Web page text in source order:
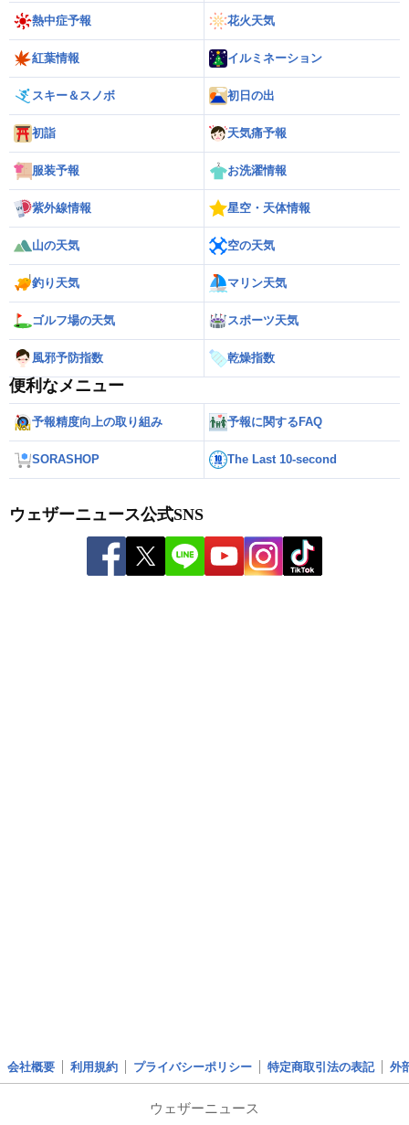
熱中症予報 花火天気
紅葉情報 イルミネーション
スキー＆スノボ 初日の出
初詣 天気痛予報
服装予報 お洗濯情報
紫外線情報 星空・天体情報
山の天気 空の天気
釣り天気 マリン天気
ゴルフ場の天気 スポーツ天気
風邪予防指数 乾燥指数
便利なメニュー
予報精度向上の取り組み 予報に関するFAQ
SORASHOP The Last 10-second
ウェザーニュース公式SNS
会社概要 利用規約 プライバシーポリシー 特定商取引法の表記 外
ウェザーニュース